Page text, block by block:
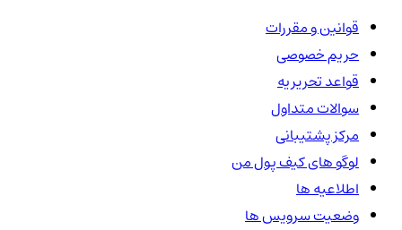
قوانین و مقررات
حریم خصوصی
قواعد تحریریه
سوالات متداول
مرکز پشتیبانی
لوگو های کیف پول من
اطلاعیه ها
وضعیت سرویس ها